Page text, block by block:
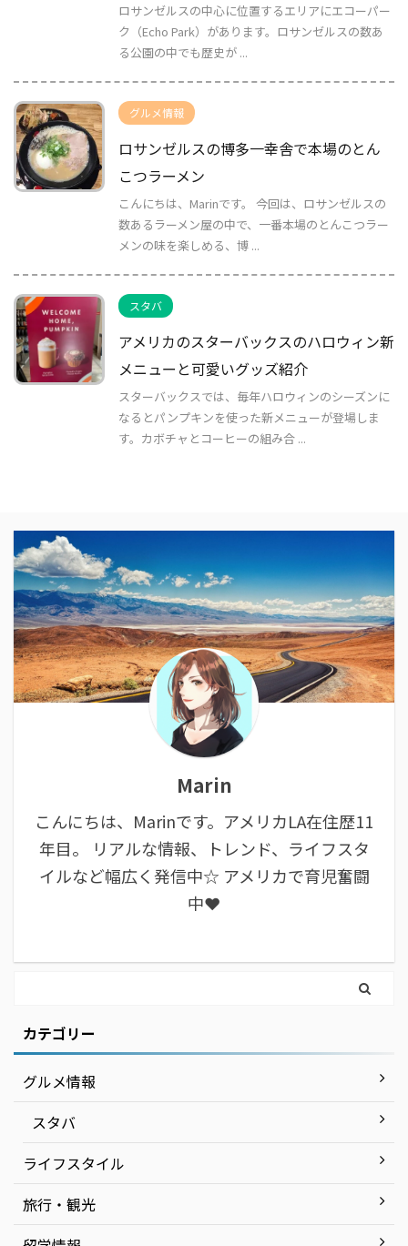
ロサンゼルスの中心に位置するエリアにエコーパー
ク（Echo Park）があります。ロサンゼルスの数あ
る公園の中でも歴史が ...
グルメ情報
ロサンゼルスの博多一幸舎で本場のとん
こつラーメン
こんにちは、Marinです。 今回は、ロサンゼルスの
数あるラーメン屋の中で、一番本場のとんこつラー
メンの味を楽しめる、博 ...
スタバ
アメリカのスターバックスのハロウィン新
メニューと可愛いグッズ紹介
スターバックスでは、毎年ハロウィンのシーズンに
なるとパンプキンを使った新メニューが登場しま
す。カボチャとコーヒーの組み合 ...
Marin
こんにちは、Marinです。アメリカLA在住歴11
年目。 リアルな情報、トレンド、ライフスタ
イルなど幅広く発信中☆ アメリカで育児奮闘
中❤︎
カテゴリー
グルメ情報
スタバ
ライフスタイル
旅行・観光